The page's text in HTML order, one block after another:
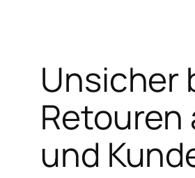
Unsicher
und